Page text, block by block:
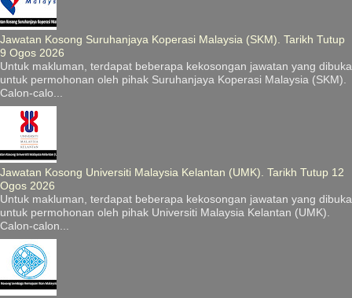
Jawatan Kosong Suruhanjaya Koperasi Malaysia (SKM). Tarikh Tutup
9 Ogos 2026
Untuk makluman, terdapat beberapa kekosongan jawatan yang dibuka
untuk permohonan oleh pihak Suruhanjaya Koperasi Malaysia (SKM).
Calon-calo...
Jawatan Kosong Universiti Malaysia Kelantan (UMK). Tarikh Tutup 12
Ogos 2026
Untuk makluman, terdapat beberapa kekosongan jawatan yang dibuka
untuk permohonan oleh pihak Universiti Malaysia Kelantan (UMK).
Calon-calon...